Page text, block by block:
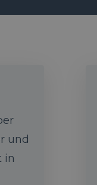
und
in